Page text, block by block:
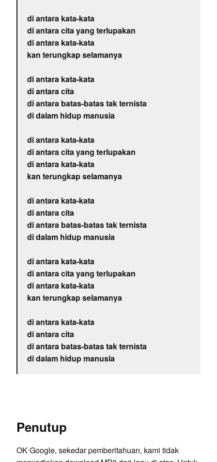
di antara kata-kata
di antara cita yang terlupakan
di antara kata-kata
kan terungkap selamanya
di antara kata-kata
di antara cita
di antara batas-batas tak ternista
di dalam hidup manusia
di antara kata-kata
di antara cita yang terlupakan
di antara kata-kata
kan terungkap selamanya
di antara kata-kata
di antara cita
di antara batas-batas tak ternista
di dalam hidup manusia
di antara kata-kata
di antara cita yang terlupakan
di antara kata-kata
kan terungkap selamanya
di antara kata-kata
di antara cita
di antara batas-batas tak ternista
di dalam hidup manusia
Penutup
OK Google, sekedar pemberitahuan, kami tidak